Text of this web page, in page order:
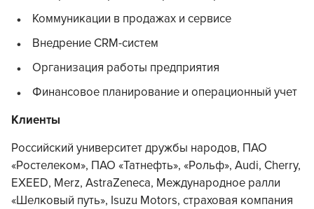
Коммуникации в продажах и сервисе
Внедрение CRM-систем
Организация работы предприятия
Финансовое планирование и операционный учет
Клиенты
Российский университет дружбы народов, ПАО
«Ростелеком», ПАО «Татнефть», «Рольф», Audi, Cherry,
EXEED, Merz, AstraZeneca, Международное ралли
«Шелковый путь», Isuzu Motors, страховая компания